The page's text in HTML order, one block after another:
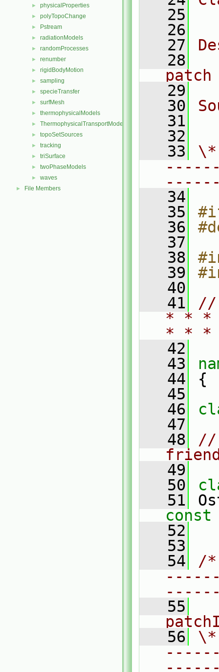
► physicalProperties
► polyTopoChange
► Pstream
► radiationModels
► randomProcesses
► renumber
► rigidBodyMotion
► sampling
► specieTransfer
► surfMesh
► thermophysicalModels
► ThermophysicalTransportModels
► topoSetSources
► tracking
► triSurface
► twoPhaseModels
► waves
► File Members
   25
   26
   27
   28
   29
   30
   31
   32
   33
   34
   35
   36
   37
   38
   39
   40
   41
//
* * *
* *
   42
   43
   44
{
   45
   46
   47
   48
//
   49
   50
   51
const
   52
   53
   54
/
   55
   56